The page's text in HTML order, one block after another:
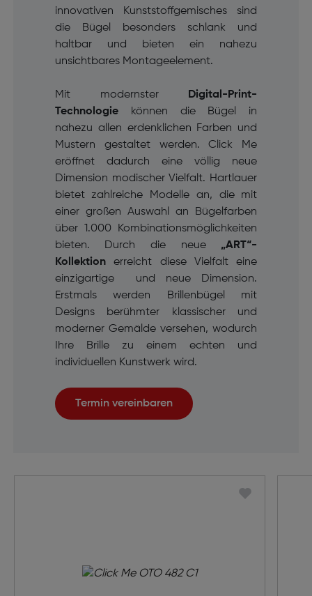
innovativen Kunststoffgemisches sind
die Bügel besonders schlank und
haltbar und bieten ein nahezu
unsichtbares Montageelement.
Mit modernster
Digital-Print-
Technologiekönnen die Bügel in
nahezu allen erdenklichen Farben und
Mustern gestaltet werden. Click Me
eröffnet dadurch eine völlig neue
Dimension modischer Vielfalt. Hartlauer
bietet zahlreiche Modelle an, die mit
einer großen Auswahl an Bügelfarben
über 1.000 Kombinationsmöglichkeiten
bieten. Durch die neue „ART“-
Kollektionerreicht diese Vielfalt eine
einzigartige und neue Dimension.
Erstmals werden Brillenbügel mit
Designs berühmter klassischer und
moderner Gemälde versehen, wodurch
Ihre Brille zu einem echten und
individuellen Kunstwerk wird.
Termin vereinbaren